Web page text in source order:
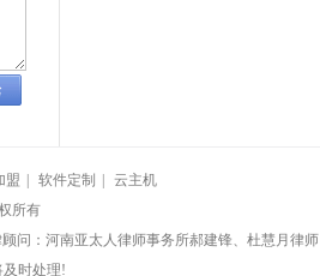
盟 软件定制
云主机
所有
：河南亚太人律师事务所郝建锋、杜慧月律师
时处理!